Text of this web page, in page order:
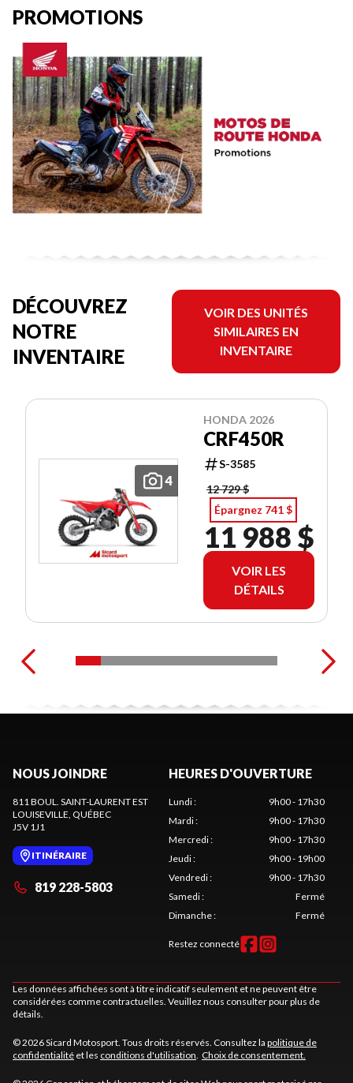
PROMOTIONS
DÉCOUVREZ
NOTRE
INVENTAIRE
VOIR DES UNITÉS
SIMILAIRES EN
INVENTAIRE
4
HONDA 2026
CRF450R
S-3585
12 729 $
Épargnez 741 $
11 988 $
VOIR LES
DÉTAILS
NOUS JOINDRE
811 BOUL. SAINT-LAURENT EST
LOUISEVILLE, QUÉBEC
J5V 1J1
ITINÉRAIRE
819 228-5803
HEURES D'OUVERTURE
Lundi:
9h00 - 17h30
Mardi:
9h00 - 17h30
Mercredi:
9h00 - 17h30
Jeudi:
9h00 - 19h00
Vendredi:
9h00 - 17h30
Samedi:
Fermé
Dimanche: Fermé
Restez connecté
Les données affichées sont à titre indicatif seulement et ne peuvent être
considérées comme contractuelles. Veuillez nous consulter pour plus de
détails.
© 2026 Sicard Motosport. Tous droits réservés. Consultez la politique de
confidentialité et les conditions d'utilisation. Choix de consentement.